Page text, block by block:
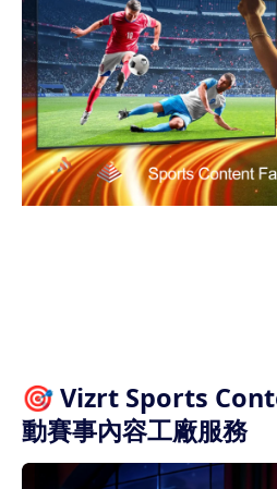
🎯 Vizrt Sports
動賽事內容工廠服務